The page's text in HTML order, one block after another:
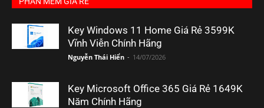
Key Windows 11 Home Giá Rẻ 3599K
Vĩnh Viễn Chính Hãng
Nguyễn Thái Hiển - 14/07/2026
Key Microsoft Office 365 Giá Rẻ 1649K
Năm Chính Hãng